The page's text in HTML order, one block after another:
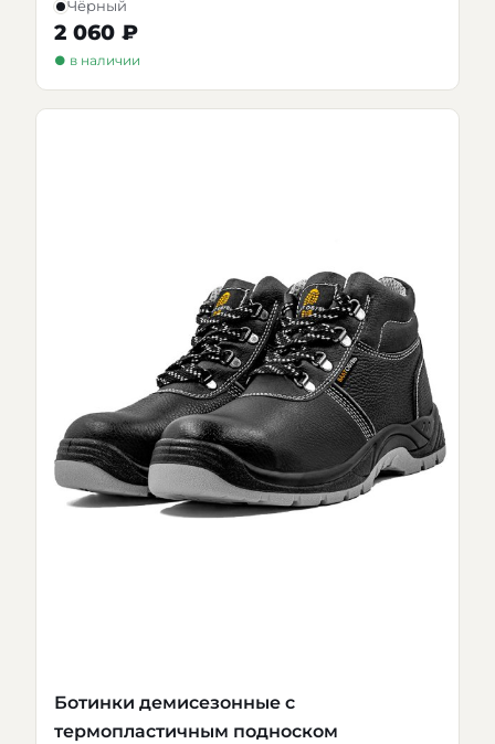
Чёрный
2 060 ₽
● в наличии
Ботинки демисезонные с
термопластичным подноском